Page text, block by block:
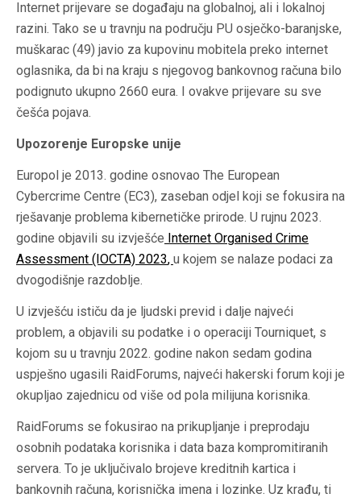
Internet prijevare se događaju na globalnoj, ali i lokalnoj
razini. Tako se u travnju na području PU osječko-baranjske,
muškarac (49) javio za kupovinu mobitela preko internet
oglasnika, da bi na kraju s njegovog bankovnog računa bilo
podignuto ukupno 2660 eura. I ovakve prijevare su sve
češća pojava.
Upozorenje Europske unije
Europol je 2013. godine osnovao The European
Cybercrime Centre (EC3), zaseban odjel koji se fokusira na
rješavanje problema kibernetičke prirode. U rujnu 2023.
godine objavili su izvješće Internet Organised Crime
Assessment (IOCTA) 2023, u kojem se nalaze podaci za
dvogodišnje razdoblje.
U izvješću ističu da je ljudski previd i dalje najveći
problem, a objavili su podatke i o operaciji Tourniquet, s
kojom su u travnju 2022. godine nakon sedam godina
uspješno ugasili RaidForums, najveći hakerski forum koji je
okupljao zajednicu od više od pola milijuna korisnika.
RaidForums se fokusirao na prikupljanje i preprodaju
osobnih podataka korisnika i data baza kompromitiranih
servera. To je uključivalo brojeve kreditnih kartica i
bankovnih računa, korisnička imena i lozinke. Uz krađu, ti